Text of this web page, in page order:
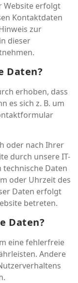
Website erfolgt
Kontaktdaten
zur
dieser
Daten?
erhoben, dass
es sich z. B. um
oder nach Ihrer
durch unsere IT-
technische Daten
oder Uhrzeit des
Daten erfolgt
betreten.
Daten?
eine fehlerfreie
Andere